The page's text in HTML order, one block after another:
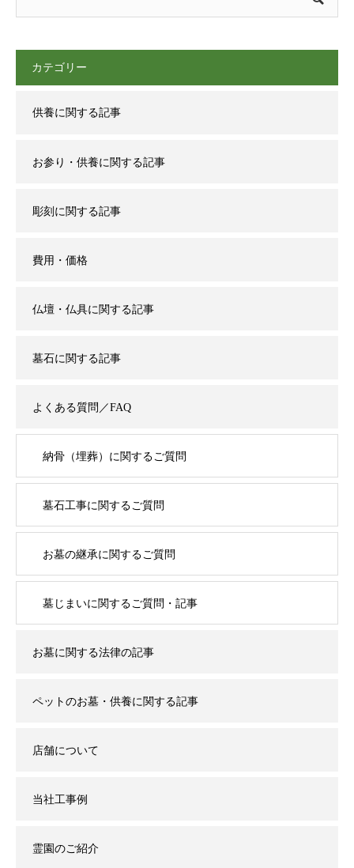
カテゴリー
供養に関する記事
お参り・供養に関する記事
彫刻に関する記事
費用・価格
仏壇・仏具に関する記事
墓石に関する記事
よくある質問／FAQ
納骨（埋葬）に関するご質問
墓石工事に関するご質問
お墓の継承に関するご質問
墓じまいに関するご質問・記事
お墓に関する法律の記事
ペットのお墓・供養に関する記事
店舗について
当社工事例
霊園のご紹介